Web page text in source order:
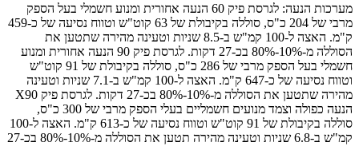
מערכות הנעה: לגרסת פיק 60 הנעה אחורית ומנוע חשמלי בעל הספק
מרבי של 204 כ"ס, סוללה בקיבולת של 63 קוט"ש וטווח נסיעה של כ-459
ק"מ. האצה ל-100 קמ"ש ב-8.5 שניות וטעינה מהירה שתטען את
הסוללה מ-10%-80% בכ-27 דקות. לגרסת פיק 90 הנעה אחורית ומנוע
חשמלי בעל הספק מרבי של 286 כ"ס, סוללה בקיבולת של 91 קוט"ש
וטווח נסיעה של כ-647 ק"מ. האצה ל-100 קמ"ש ב-7.1 שניות וטעינה
מהירה שתטען את הסוללה מ-10%-80% בכ-27 דקות. לגרסת פיק X90
הנעה כפולה וצמד מנועים חשמליים בעלי הספק מרבי של 300 כ"ס,
סוללה בקיבולת של 91 קוט"ש וטווח נסיעה של כ-613 ק"מ. האצה ל-100
קמ"ש ב-6.8 שניות וטעינה מהירה תטען את הסוללה מ-10%-80% בכ-27